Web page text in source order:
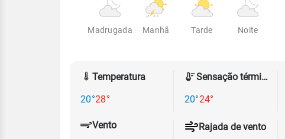
Madrugada Manhã Tarde Noite
Temperatura
20°28°
Sensação térmica
20°24°
Vento
Rajada de vento